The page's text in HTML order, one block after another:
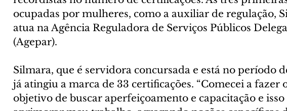
ocupadas por mulheres, como a auxiliar de regulação,
atua na Agência Reguladora de Serviços Públicos
(Agepar).
Silmara, que é servidora concursada e está no período
já atingiu a marca de 33 certificações. “Comecei a fazer
objetivo de buscar aperfeiçoamento e capacitação e